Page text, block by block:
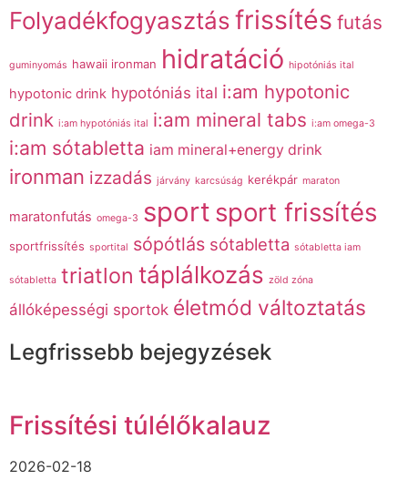
Folyadékfogyasztásfrissítés futás
guminyomás hawaii ironman hidratáció hipotóniás ital
hypotonic drink hypotóniás ital i:am hypotonic
drink i:am hypotóniás ital i:am mineral tabs i:am omega-3
i:am sótabletta iam mineral+energy drink
ironman izzadás járvány karcsúság kerékpár maraton
maratonfutás omega-3 sport sport frissítés
sportfrissítés sportital sópótlás sótabletta sótabletta iam
sótabletta triatlon táplálkozás zöld zóna
állóképességi sportok életmód változtatás
Legfrissebb bejegyzések
Frissítési túlélőkalauz
2026-02-18